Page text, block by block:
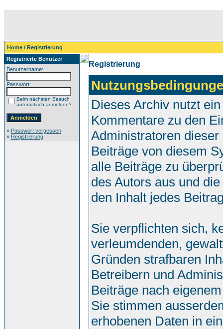
Home / Registrierung
Registrierte Benutzer
Benutzername:
Passwort:
Beim nächsten Besuch
automatisch anmelden?
» Passwort vergessen
» Registrierung
Registrierung
Dieses Archiv nutzt
Kommentare zu den
Administratoren
Beiträge von diesem
alle Beiträge zu
des Autors aus und
den Inhalt jedes
Sie verpflichten sich,
verleumdenden,
Gründen strafbaren
Betreibern und
Beiträge nach
Sie stimmen
erhobenen Daten in